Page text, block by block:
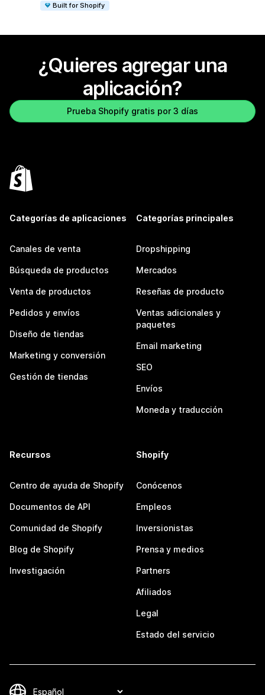
Built for Shopify
¿Quieres agregar una
aplicación?
Prueba Shopify gratis por 3 días
Categorías de aplicaciones
Canales de venta
Búsqueda de productos
Venta de productos
Pedidos y envíos
Diseño de tiendas
Marketing y conversión
Gestión de tiendas
Categorías principales
Dropshipping
Mercados
Reseñas de producto
Ventas adicionales y
paquetes
Email marketing
SEO
Envíos
Moneda y traducción
Recursos
Centro de ayuda de Shopify
Documentos de API
Comunidad de Shopify
Blog de Shopify
Investigación
Shopify
Conócenos
Empleos
Inversionistas
Prensa y medios
Partners
Afiliados
Legal
Estado del servicio